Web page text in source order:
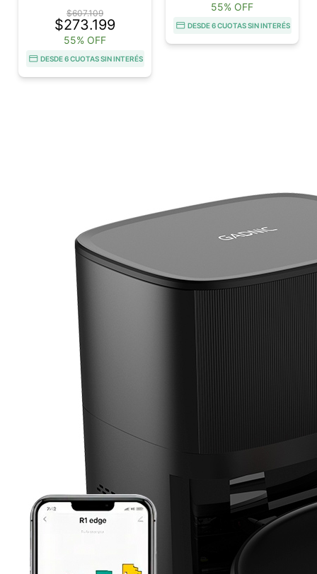
$607.109
$273.199
55% OFF
DESDE 6 CUOTAS SIN INTERÉS
55% OFF
DESDE 6 CUOTAS SIN INTERÉS